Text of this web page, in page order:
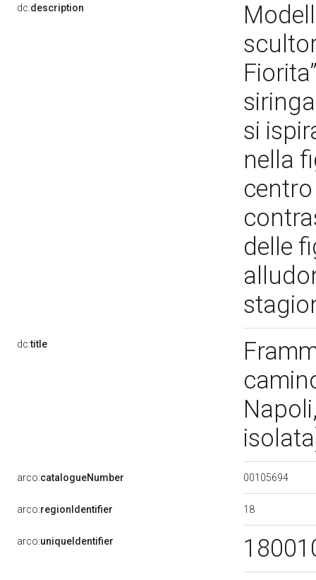
dc:description
si
nella
delle
dc:title
arco:catalogueNumber 00105694
arco:regionIdentifier 18
arco:uniqueIdentifier